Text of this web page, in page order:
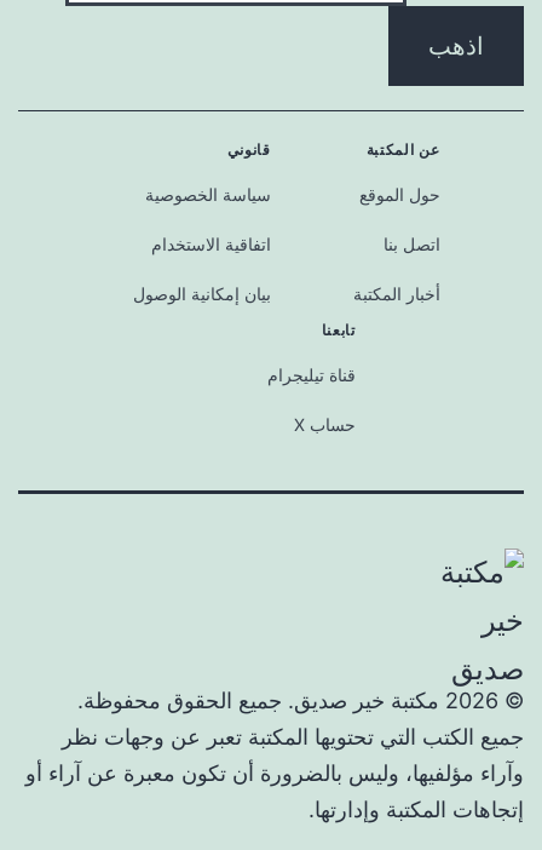
اذهب
عن المكتبة
حول الموقع
اتصل بنا
أخبار المكتبة
قانوني
سياسة الخصوصية
اتفاقية الاستخدام
بيان إمكانية الوصول
تابعنا
قناة تيليجرام
حساب X
© 2026 مكتبة خير صديق. جميع الحقوق محفوظة.
جميع الكتب التي تحتويها المكتبة تعبر عن وجهات نظر
وآراء مؤلفيها، وليس بالضرورة أن تكون معبرة عن آراء أو
إتجاهات المكتبة وإدارتها.